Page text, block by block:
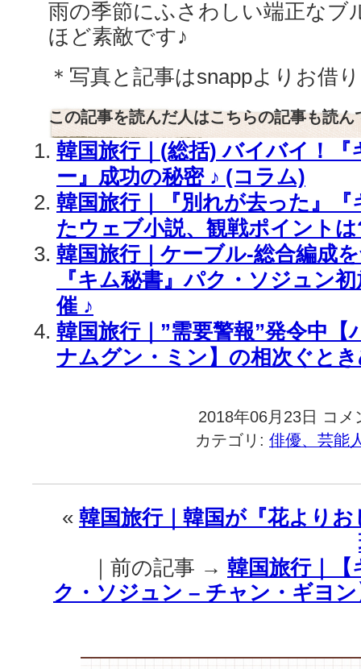
雨の季節にふさわしい端正なブ
ほど素敵です♪
＊写真と記事はsnappよりお借
この記事を読んだ人はこちらの記事も読ん
韓国旅行｜(総括) バイバイ！
ー』成功の秘密 ♪ (コラム)
韓国旅行｜『別れが去った』
たウェブ小説、観戦ポイント
韓国旅行｜ケーブル-総合編成
『キム秘書』パク・ソジュン
催 ♪
韓国旅行｜”需要警報”発令中
ナムグン・ミン】の相次ぐと
2018年06月23日
韓
国
旅
｜
や
に
正
ソ
コメ
カテゴリ: 俳優、芸能
« 韓国旅行｜韓国が『花より
｜前の記事 → 韓国旅行｜
ク・ソジュン – チャン・ギヨ